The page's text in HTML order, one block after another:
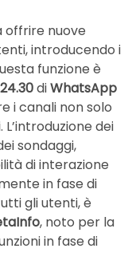
offrire nuove
introducendo i
funzione è
diWhatsApp
i canali non solo
dei
sondaggi,
di interazione
in fase di
gli utenti, è
, noto per la
in fase di